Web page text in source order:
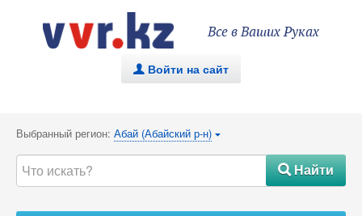
Все в Ваших Руках
. Войти на сайт
Выбранный регион: Абай (Абайский р-н) {
#Найти